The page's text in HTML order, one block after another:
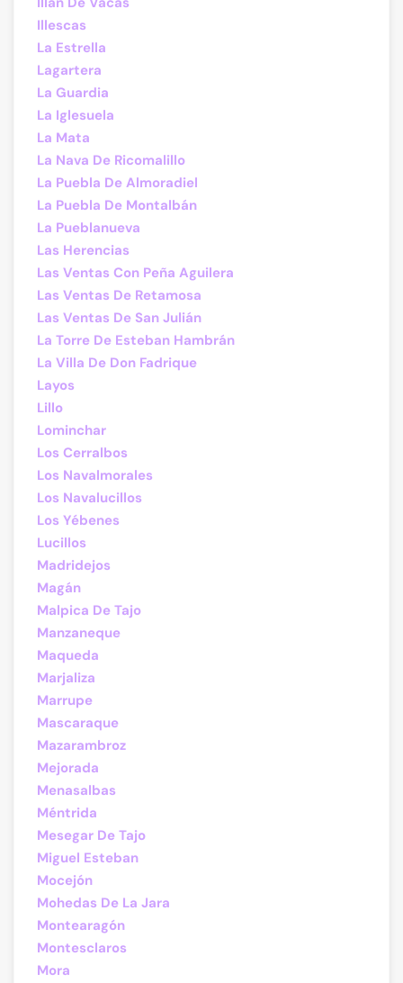
Illescas
La Estrella
Lagartera
La Guardia
La Iglesuela
La Mata
La Nava De Ricomalillo
La Puebla De Almoradiel
La Puebla De Montalbán
La Pueblanueva
Las Herencias
Las Ventas Con Peña Aguilera
Las Ventas De Retamosa
Las Ventas De San Julián
La Torre De Esteban Hambrán
La Villa De Don Fadrique
Layos
Lillo
Lominchar
Los Cerralbos
Los Navalmorales
Los Navalucillos
Los Yébenes
Lucillos
Madridejos
Magán
Malpica De Tajo
Manzaneque
Maqueda
Marjaliza
Marrupe
Mascaraque
Mazarambroz
Mejorada
Menasalbas
Méntrida
Mesegar De Tajo
Miguel Esteban
Mocejón
Mohedas De La Jara
Montearagón
Montesclaros
Mora